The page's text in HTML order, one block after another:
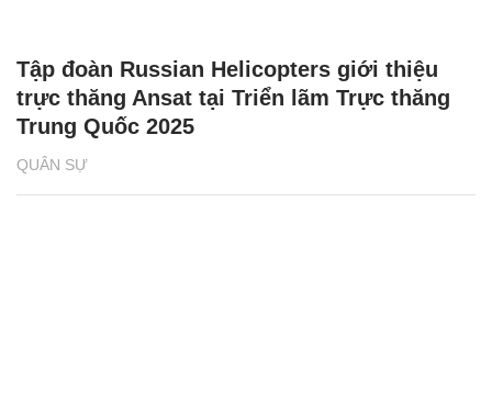
QUÂN SỰ
Tập đoàn Russian Helicopters giới thiệu
trực thăng Ansat tại Triển lãm Trực thăng
Trung Quốc 2025